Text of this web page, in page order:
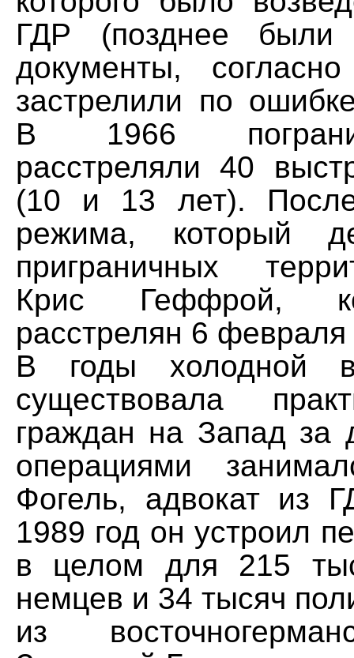
ГДР (позднее были
документы,
застрелили по
В 1966
расстреляли 40
(10 и 13 лет).
режима, который
приграничных
Крис Геффрой,
расстрелян 6
В годы холодной
существовала
граждан на Запад за
операциями
Фогель, адвокат из
1989 год он устроил
в целом для 215
немцев и 34 тысяч
из